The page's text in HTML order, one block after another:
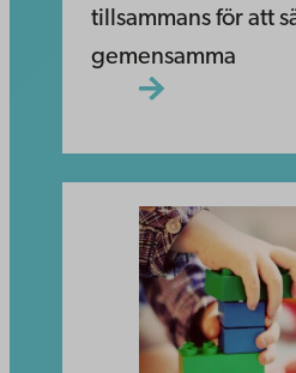
tillsammans för att
gemensamma